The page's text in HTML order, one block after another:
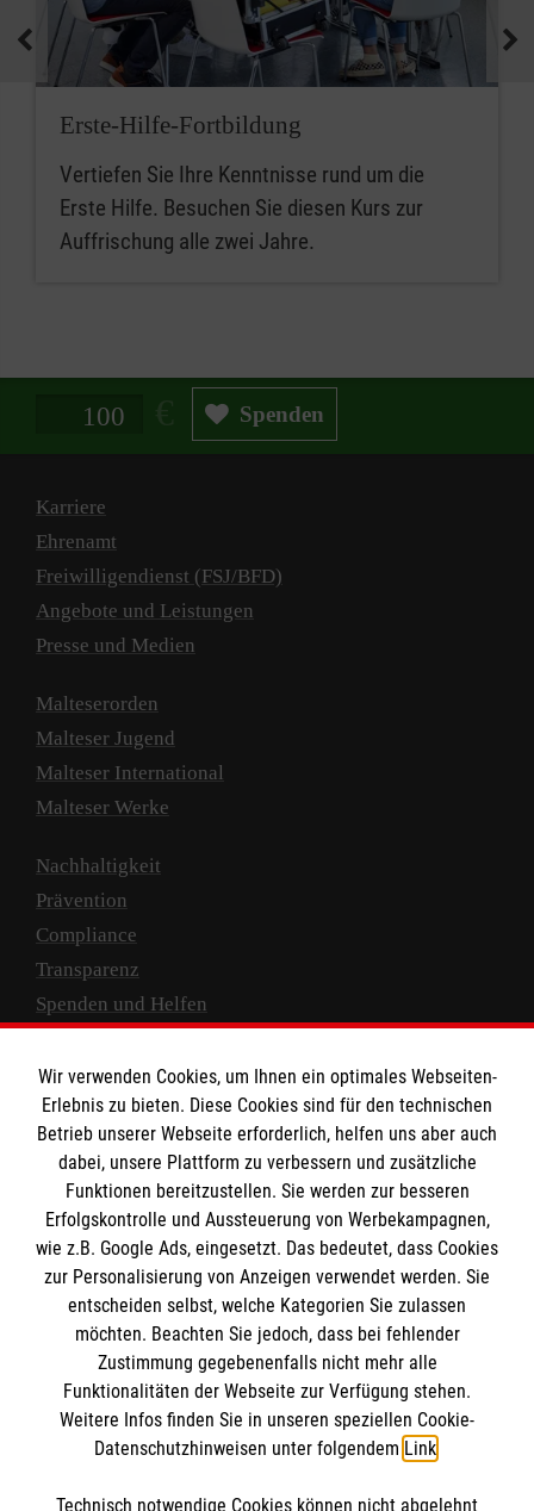
Erste-Hilfe-Fortbildung
Vertiefen Sie Ihre Kenntnisse rund um die
Erste Hilfe. Besuchen Sie diesen Kurs zur
Auffrischung alle zwei Jahre.
Spendenbetrag in Euro Spenden
Karriere
Ehrenamt
Freiwilligendienst (FSJ/BFD)
Angebote und Leistungen
Presse und Medien
Malteserorden
Malteser Jugend
Malteser International
Malteser Werke
Nachhaltigkeit
Prävention
Compliance
Transparenz
Spenden und Helfen
Empfänger: Malteser Hilfsdienst e.V.
IBAN: DE10 3706 0120 1201 2000 12
BIC: GENODED 1PA7
Newsletter abonnieren
Wir verwenden Cookies, um Ihnen ein optimales Webseiten-
Erlebnis zu bieten. Diese Cookies sind für den technischen
Betrieb unserer Webseite erforderlich, helfen uns aber auch
dabei, unsere Plattform zu verbessern und zusätzliche
Funktionen bereitzustellen. Sie werden zur besseren
Erfolgskontrolle und Aussteuerung von Werbekampagnen,
wie z.B. Google Ads, eingesetzt. Das bedeutet, dass Cookies
zur Personalisierung von Anzeigen verwendet werden. Sie
entscheiden selbst, welche Kategorien Sie zulassen
möchten. Beachten Sie jedoch, dass bei fehlender
Zustimmung gegebenenfalls nicht mehr alle
Funktionalitäten der Webseite zur Verfügung stehen.
Weitere Infos finden Sie in unseren speziellen Cookie-
Datenschutzhinweisen unter folgendem Link.
Technisch notwendige Cookies können nicht abgelehnt